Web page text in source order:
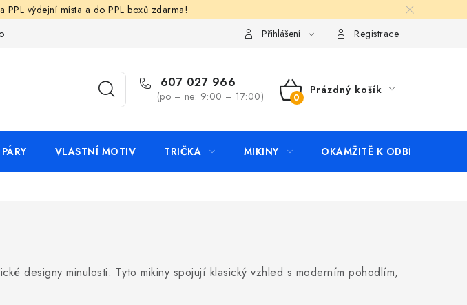
PPL výdejní místa a do PPL boxů zdarma!
ochrany osobních údajů KontaktyPřihlášení Registrace
607 027 966
(po – ne: 9:00 – 17:00)
NÁKUPNÍ
Prázdný košík
VLASTNÍ MOTIV TRIČKA MIKINY OKAMŽITĚ K ODBĚRU
designy minulosti. Tyto mikiny spojují klasický vzhled s moderním pohodlím,